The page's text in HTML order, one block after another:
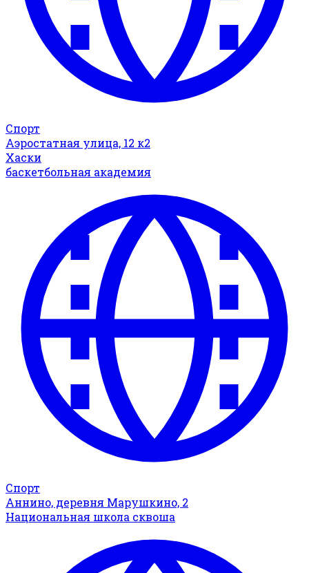
Спорт
Аэростатная улица, 12 к2
Хаски
баскетбольная академия
Спорт
Аннино, деревня Марушкино, 2
Национальная школа сквоша